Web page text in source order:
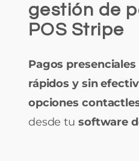
gestión de
POS Stripe
Pagos presenciales
rápidos y sin
opciones
desde tu software